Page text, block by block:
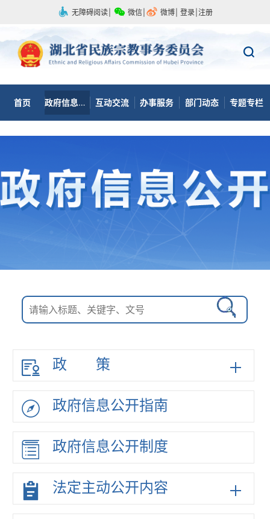
无障碍阅读 微信 微博 登录 注册
首页 政府信息公开 互动交流 办事服务 部门动态 专题专栏
政策
政府信息公开指南
政府信息公开制度
法定主动公开内容